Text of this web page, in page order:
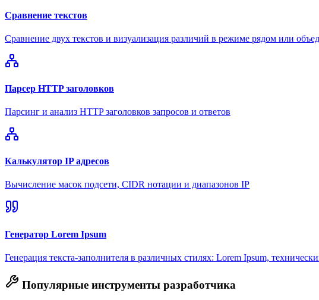
Сравнение текстов
Сравнение двух текстов и визуализация различий в режиме рядом или
Парсер HTTP заголовков
Парсинг и анализ HTTP заголовков запросов и ответов
Калькулятор IP адресов
Вычисление масок подсети, CIDR нотации и диапазонов IP
Генератор Lorem Ipsum
Генерация текста-заполнителя в различных стилях: Lorem Ipsum,
Популярные инструменты разработчика